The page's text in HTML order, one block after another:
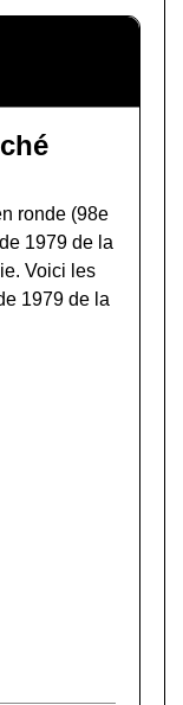
ronde (98e
1979 de la
Voici les
1979 de la